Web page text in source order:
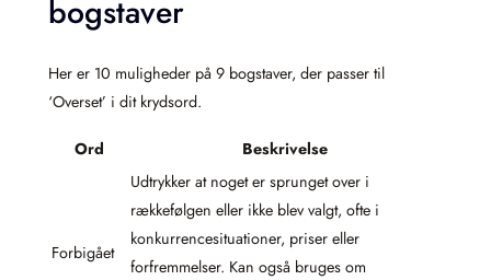
bogstaver
Her er 10 muligheder på 9 bogstaver, der passer til
‘Overset’ i dit krydsord.
Ord Beskrivelse
Forbigået
Udtrykker at noget er sprunget over i
rækkefølgen eller ikke blev valgt, ofte i
konkurrencesituationer, priser eller
forfremmelser. Kan også bruges om